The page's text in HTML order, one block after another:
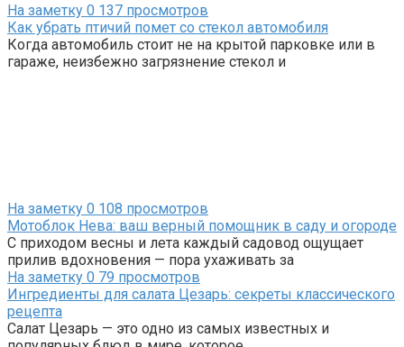
На заметку 0 137 просмотров
Как убрать птичий помет со стекол автомобиля
Когда автомобиль стоит не на крытой парковке или в
гараже, неизбежно загрязнение стекол и
На заметку 0 108 просмотров
Мотоблок Нева: ваш верный помощник в саду и огороде
С приходом весны и лета каждый садовод ощущает
прилив вдохновения — пора ухаживать за
На заметку 0 79 просмотров
Ингредиенты для салата Цезарь: секреты классического
рецепта
Салат Цезарь — это одно из самых известных и